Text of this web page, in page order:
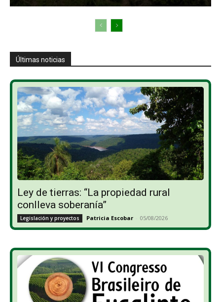
Últimas noticias
Ley de tierras: “La propiedad rural
conlleva soberanía”
Legislación y proyectos Patricia Escobar - 05/08/2026